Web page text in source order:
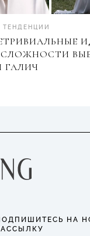
ТЕНДЕНЦИИ
СЛОЖНОСТИ
ГАЛИЧ
НА